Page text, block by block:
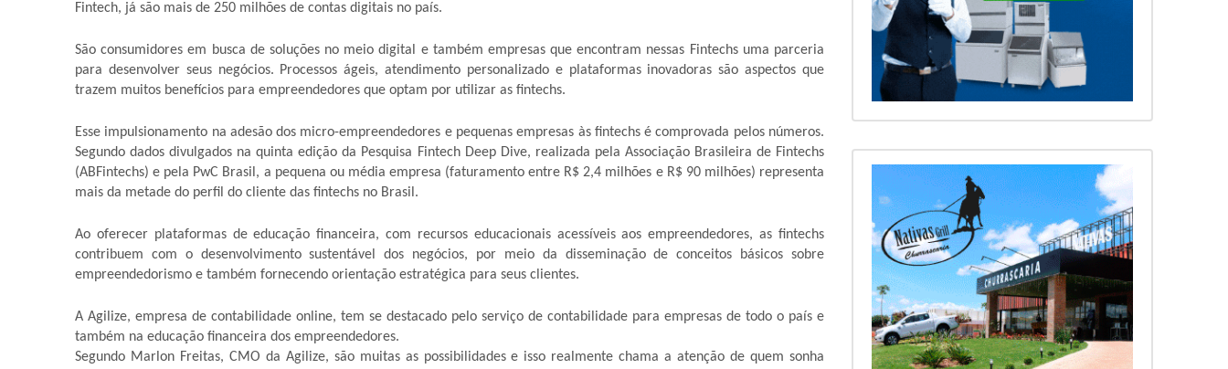
Fintech, já são mais de 250 milhões de contas digitais no país.
São consumidores em busca de soluções no meio digital e também empresas que encontram nessas Fintechs uma parceria
para desenvolver seus negócios. Processos ágeis, atendimento personalizado e plataformas inovadoras são aspectos que
trazem muitos benefícios para empreendedores que optam por utilizar as fintechs.
Esse impulsionamento na adesão dos micro-empreendedores e pequenas empresas às fintechs é comprovada pelos números.
Segundo dados divulgados na quinta edição da Pesquisa Fintech Deep Dive, realizada pela Associação Brasileira de Fintechs
(ABFintechs) e pela PwC Brasil, a pequena ou média empresa (faturamento entre R$ 2,4 milhões e R$ 90 milhões) representa
mais da metade do perfil do cliente das fintechs no Brasil.
Ao oferecer plataformas de educação financeira, com recursos educacionais acessíveis aos empreendedores, as fintechs
contribuem com o desenvolvimento sustentável dos negócios, por meio da disseminação de conceitos básicos sobre
empreendedorismo e também fornecendo orientação estratégica para seus clientes.
A Agilize, empresa de contabilidade online, tem se destacado pelo serviço de contabilidade para empresas de todo o país e
também na educação financeira dos empreendedores.
Segundo Marlon Freitas, CMO da Agilize, são muitas as possibilidades e isso realmente chama a atenção de quem sonha